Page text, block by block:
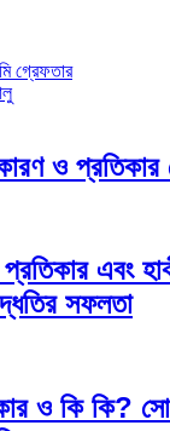
গ্রেফতার
ও প্রতিকার
এবং
সফলতা
ও কি কি?